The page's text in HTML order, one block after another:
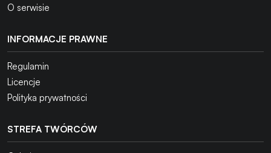
O serwisie
INFORMACJE PRAWNE
Regulamin
Licencje
Polityka prywatności
STREFA TWÓRCÓW